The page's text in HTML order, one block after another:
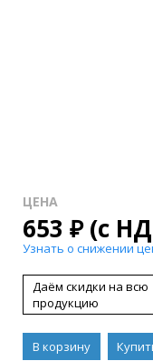
ЦЕНА
653 ₽(с
Узнать о снижении
Даём скидки на всю
продукцию
В корзину